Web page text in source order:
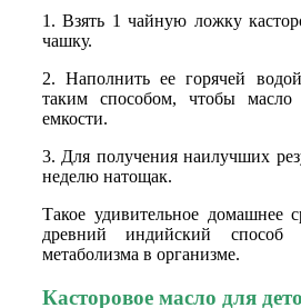
1. Взять 1 чайную ложку
чашку.
2. Наполнить ее горячей
таким способом, чтобы
емкости.
3. Для получения наилучших
неделю натощак.
Такое удивительное домашнее
древний индийский способ
метаболизма в организме.
Касторовое масло для